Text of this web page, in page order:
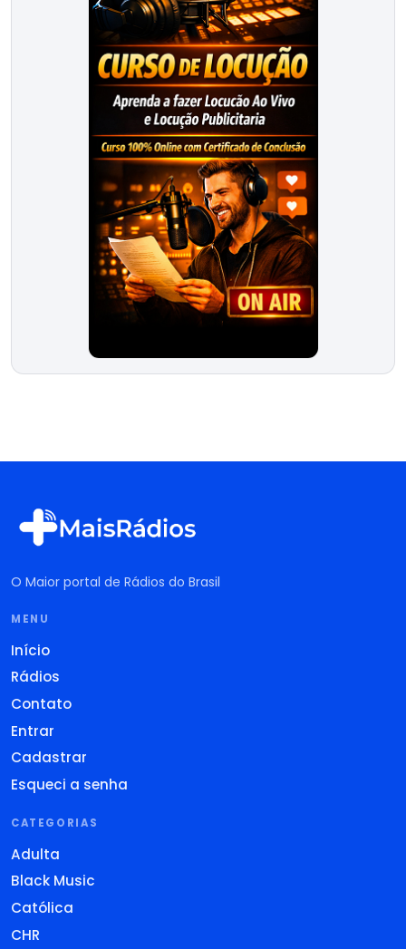
O Maior portal de Rádios do Brasil
MENU
Início
Rádios
Contato
Entrar
Cadastrar
Esqueci a senha
CATEGORIAS
Adulta
Black Music
Católica
CHR